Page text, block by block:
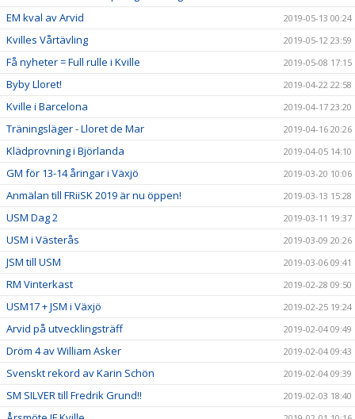
EM kval av Arvid 2019-05-13 00:24
Kvilles Vårtävling 2019-05-12 23:59
Få nyheter = Full rulle i Kville 2019-05-08 17:15
Byby Lloret! 2019-04-22 22:58
Kville i Barcelona 2019-04-17 23:20
Träningsläger - Lloret de Mar 2019-04-16 20:26
Klädprovning i Björlanda 2019-04-05 14:10
GM för 13-14 åringar i Växjö 2019-03-20 10:06
Anmälan till FRiiSK 2019 är nu öppen! 2019-03-13 15:28
USM Dag 2 2019-03-11 19:37
USM i Västerås 2019-03-09 20:26
JSM till USM 2019-03-06 09:41
RM Vinterkast 2019-02-28 09:50
USM17 + JSM i Växjö 2019-02-25 19:24
Arvid på utvecklingsträff 2019-02-04 09:49
Dröm 4 av William Asker 2019-02-04 09:43
Svenskt rekord av Karin Schön 2019-02-04 09:39
SM SILVER till Fredrik Grund!! 2019-02-03 18:40